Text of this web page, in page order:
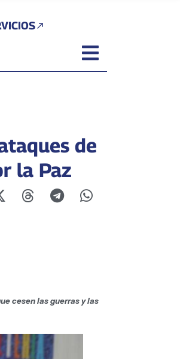
de
la Paz
cesen las guerras y las